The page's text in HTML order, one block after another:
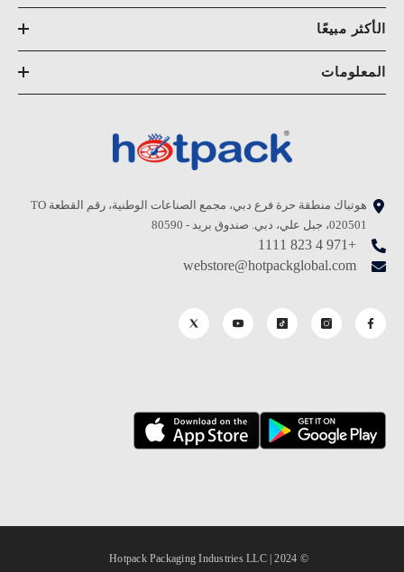
الأكثر مبيعًا
المعلومات
هوتباك منطقة حرة فرع دبي، مجمع الصناعات الوطنية، رقم القطعة TO
020501، جبل علي، دبي. صندوق بريد - 80590
+971 4 823 1111
webstore@hotpackglobal.com
© 2024 | Hotpack Packaging Industries LLC